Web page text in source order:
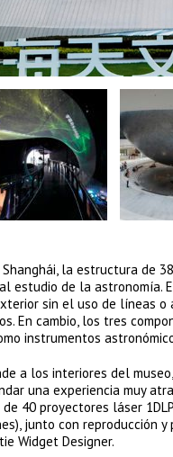
la estructura de
estudio de la astronomía.
sin el uso de líneas
En cambio, los tres
instrumentos
a los interiores del
una experiencia muy
40 proyectores láser
junto con
Widget Designer.